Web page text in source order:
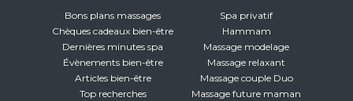
Bons plans massages
Chèques cadeaux bien-être
Dernières minutes spa
Évènements bien-être
Articles bien-être
Top recherches
Spa privatif
Hammam
Massage modelage
Massage relaxant
Massage couple Duo
Massage future maman